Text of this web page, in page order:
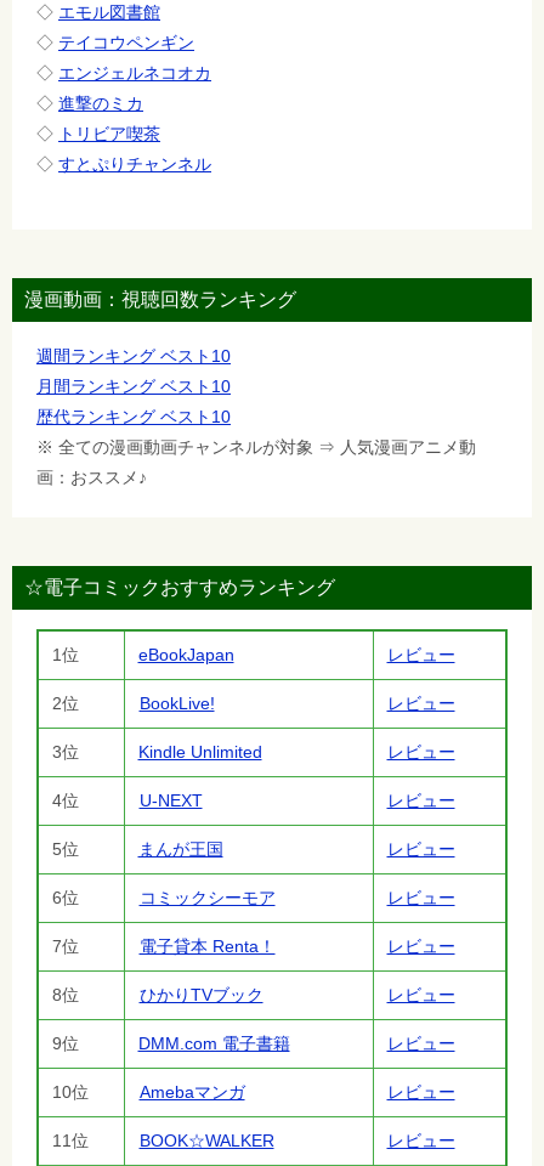
◇ エモル図書館
◇ テイコウペンギン
◇ エンジェルネコオカ
◇ 進撃のミカ
◇ トリビア喫茶
◇ すとぷりチャンネル
漫画動画：視聴回数ランキング
週間ランキング ベスト10
月間ランキング ベスト10
歴代ランキング ベスト10
※ 全ての漫画動画チャンネルが対象 ⇒ 人気漫画アニメ動
画：おススメ♪
☆電子コミックおすすめランキング
1位 eBookJapan レビュー
2位 BookLive! レビュー
3位 Kindle Unlimited レビュー
4位 U-NEXT レビュー
5位 まんが王国 レビュー
6位 コミックシーモア レビュー
7位 電子貸本 Renta！ レビュー
8位 ひかりTVブック レビュー
9位 DMM.com 電子書籍 レビュー
10位 Amebaマンガ レビュー
11位 BOOK☆WALKER レビュー